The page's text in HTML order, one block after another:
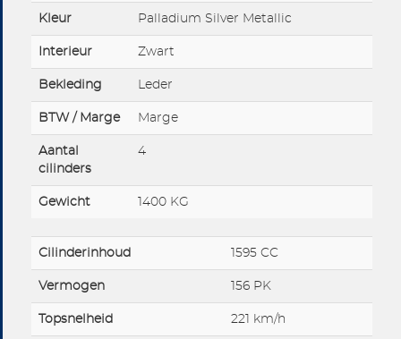
Kleur Palladium Silver Metallic
Interieur Zwart
Bekleding Leder
BTW / Marge Marge
Aantal
cilinders
4
Gewicht 1400 KG
Cilinderinhoud 1595 CC
Vermogen 156 PK
Topsnelheid 221 km/h